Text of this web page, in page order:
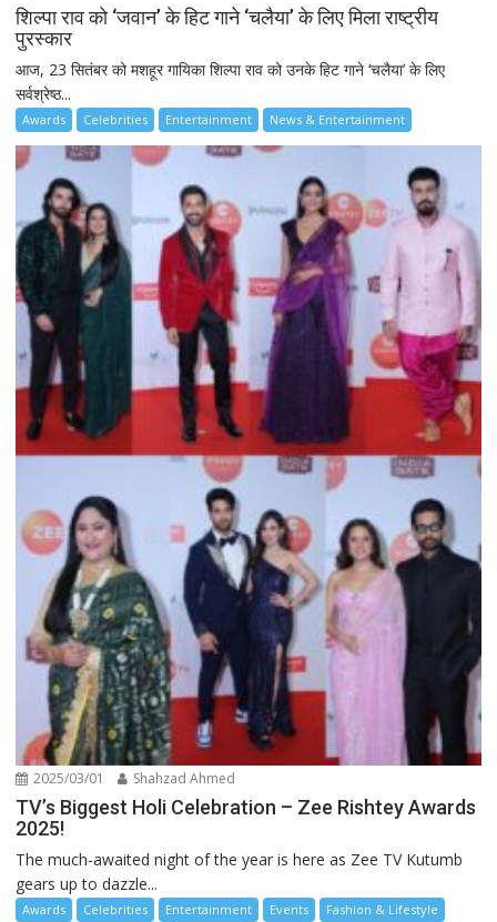
शिल्पा राव को ‘जवान’ के हिट गाने ‘चलैया’ के लिए मिला राष्ट्रीय
पुरस्कार
आज, 23 सितंबर को मशहूर गायिका शिल्पा राव को उनके हिट गाने ‘चलैया’ के लिए
सर्वश्रेष्ठ...
Awards Celebrities Entertainment News & Entertainment
2025/03/01 Shahzad Ahmed
TV’s Biggest Holi Celebration – Zee Rishtey Awards
2025!
The much-awaited night of the year is here as Zee TV Kutumb
gears up to dazzle...
Awards Celebrities Entertainment Events
Fashion & Lifestyle